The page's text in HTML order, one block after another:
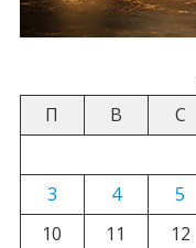
П
В С
3
4 5
10
11 12